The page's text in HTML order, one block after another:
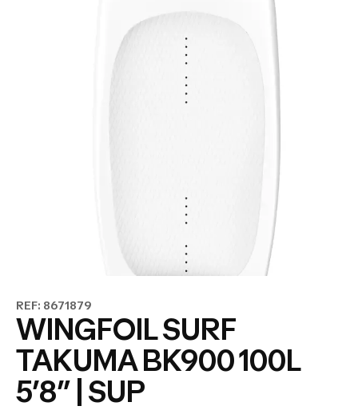
REF: 8671879
WINGFOIL SURF
TAKUMA BK900 100L
5’8” | SUP